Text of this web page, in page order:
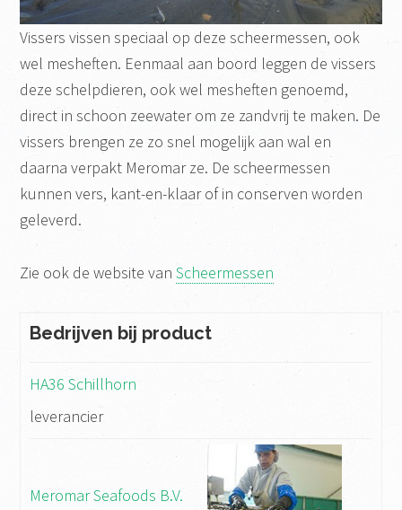
Vissers vissen speciaal op deze scheermessen, ook
wel mesheften. Eenmaal aan boord leggen de vissers
deze schelpdieren, ook wel mesheften genoemd,
direct in schoon zeewater om ze zandvrij te maken. De
vissers brengen ze zo snel mogelijk aan wal en
daarna verpakt Meromar ze. De scheermessen
kunnen vers, kant-en-klaar of in conserven worden
geleverd.
Zie ook de website vanScheermessen
Bedrijven bij product
HA36 Schillhorn
leverancier
Meromar Seafoods B.V.